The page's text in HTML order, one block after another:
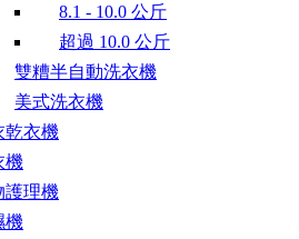
8.1 - 10.0 公斤
超過 10.0 公斤
雙糟半自動洗衣機
美式洗衣機
乾衣機
機
護理機
機